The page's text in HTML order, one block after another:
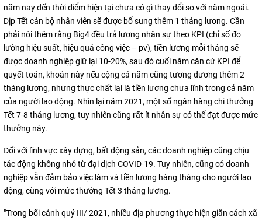
năm nay đến thời điểm hiện tại chưa có gì thay đổi so với năm ngoái.
Dịp Tết cán bộ nhân viên sẽ được bổ sung thêm 1 tháng lương. Cần
phải nói thêm rằng Big4 đều trả lương nhân sự theo KPI (chỉ số đo
lường hiệu suất, hiệu quả công việc – pv), tiền lương mỗi tháng sẽ
được doanh nghiệp giữ lại 10-20%, sau đó cuối năm căn cứ KPI để
quyết toán, khoản này nếu cộng cả năm cũng tương đương thêm 2
tháng lương, nhưng thực chất lại là tiền lương chưa lĩnh trong cả năm
của người lao động. Nhìn lại năm 2021, một số ngân hàng chi thưởng
Tết 7-8 tháng lương, tuy nhiên cũng rất ít nhân sự có thể đạt được mức
thưởng này.
Đối với lĩnh vực xây dựng, bất động sản, các doanh nghiệp cũng chịu
tác động không nhỏ từ đại dịch COVID-19. Tuy nhiên, cũng có doanh
nghiệp vẫn đảm bảo việc làm và tiền lương hàng tháng cho người lao
động, cùng với mức thưởng Tết 3 tháng lương.
"Trong bối cảnh quý III/ 2021, nhiều địa phương thực hiện giãn cách xã